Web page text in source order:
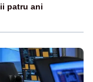
patru ani